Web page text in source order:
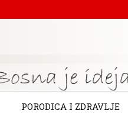
PORODICA I ZDRAVLJE